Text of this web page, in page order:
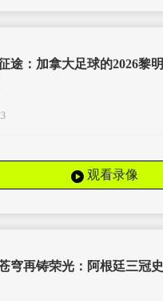
途：加拿大足球的2026黎明
观看录像
穹再铸荣光：阿根廷三冠史